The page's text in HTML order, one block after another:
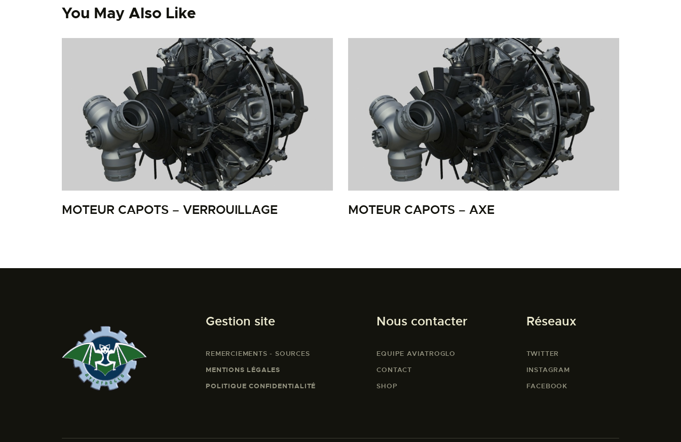
You May Also Like
MOTEUR CAPOTS – VERROUILLAGE MOTEUR CAPOTS – AXE
Gestion site
REMERCIEMENTS - SOURCES
MENTIONS LÉGALES
POLITIQUE CONFIDENTIALITÉ
Nous contacter
EQUIPE AVIATROGLO
CONTACT
SHOP
Réseaux
TWITTER
INSTAGRAM
FACEBOOK